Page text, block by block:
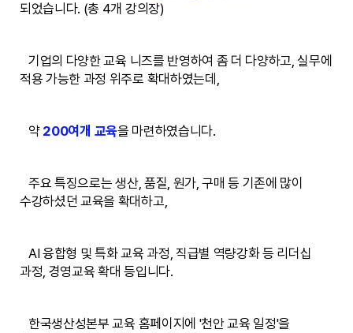
되었습니다. (총 4개 강의장)
기업의 다양한 교육 니즈를 반영하여 좀 더 다양하고, 실무에
적용 가능한 과정 위주로 확대하였는데,
약 200여개 교육을 마련하였습니다.
주요 특징으로는 생산, 품질, 원가, 구매 등 기존에 많이
수강하셨던 교육을 확대하고,
AI 융합형 및 특화 교육 과정, 직급별 역량강화 등 리더십
과정, 경영교육 확대 등입니다.
한국생산성본부 교육 홈페이지에 '천안 교육 일정'을